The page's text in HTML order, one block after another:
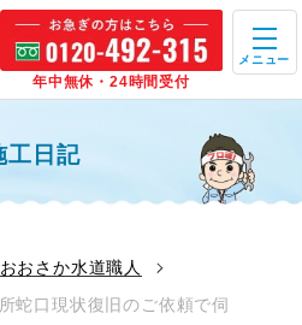
年中無休・24時間受付
メニュー
工日記
おさか水道職人
蛇口現状復旧のご依頼で伺